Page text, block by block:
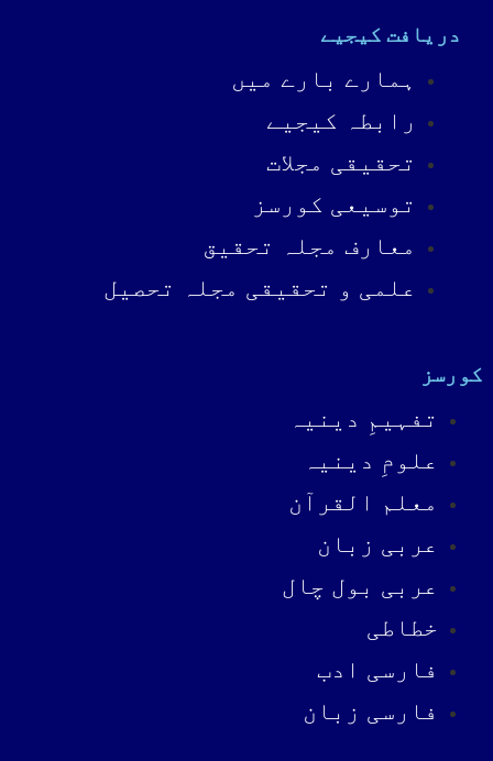
دریافت کیجیے
ہمارے بارے میں
رابطہ کیجیے
تحقیقی مجلات
توسیعی کورسز
معارف مجلہ تحقیق
علمی و تحقیقی مجلہ تحصیل
کورسز
تفہیمِ دینیہ
علومِ دینیہ
معلم القرآن
عربی زبان
عربی بول چال
خطاطی
فارسی ادب
فارسی زبان